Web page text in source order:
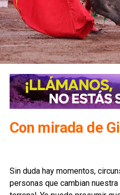
Con mirada de
Sin duda hay momentos,
personas que cambian